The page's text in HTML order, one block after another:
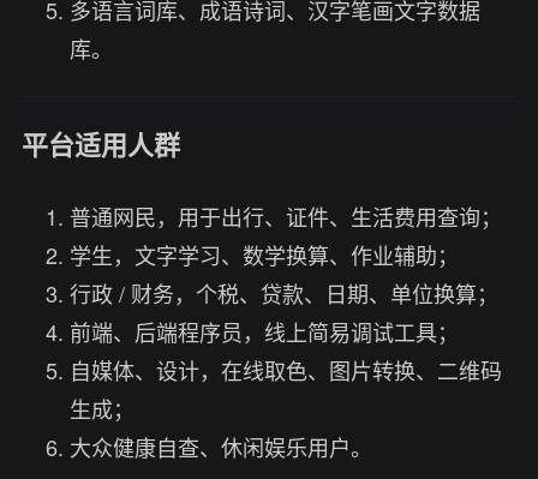
多语言词库、成语诗词、汉字笔画文字数据
库。
平台适用人群
普通网民，用于出行、证件、生活费用查询；
学生，文字学习、数学换算、作业辅助；
行政 / 财务，个税、贷款、日期、单位换算；
前端、后端程序员，线上简易调试工具；
自媒体、设计，在线取色、图片转换、二维码
生成；
大众健康自查、休闲娱乐用户。